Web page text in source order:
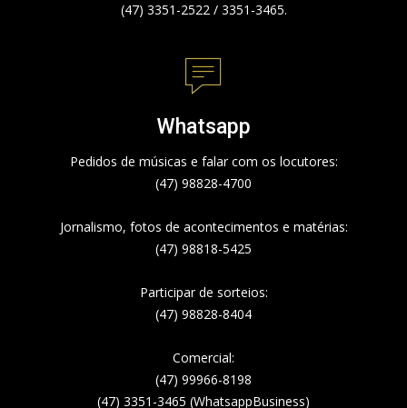
(47) 3351-2522 / 3351-3465.
Whatsapp
Pedidos de músicas e falar com os locutores:
(47) 98828-4700
Jornalismo, fotos de acontecimentos e matérias:
(47) 98818-5425
Participar de sorteios:
(47) 98828-8404
Comercial:
(47) 99966-8198
(47) 3351-3465 (WhatsappBusiness)